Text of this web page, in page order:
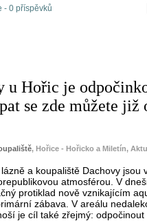
- 0 příspěvků
u Hořic je
se zde můžete již
, Hořice - Hořicko a Miletín,
a koupaliště Dachovy jsou
atmosférou. V
protiklad nově vznikajícím
zábava. V areálu
je cíl také zřejmý: odpočinout